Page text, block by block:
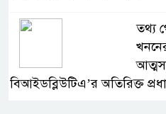
তথ্য
বিআইডব্লিউটিএ’র অতিরিক্ত